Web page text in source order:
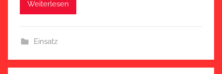
Weiterlesen
Einsatz